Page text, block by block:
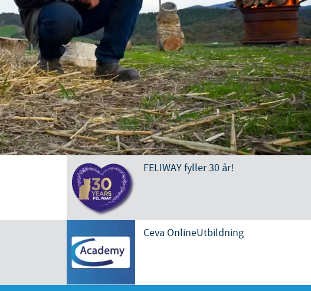
(EN)
Korea
Malaysia
Mexico
Middle East
Netherlands
Peru
Philippines
Sweden
Thailand
Tunisia
Turkey
Ukraine
United Kingdom
Vietnam
nu den Svenska webbsidan för en annan webbsida inom vår organisation
constraints and medical practices vary from country to country. Consequently, the
FELIWAY fyller 30 år!
Ceva OnlineUtbildning